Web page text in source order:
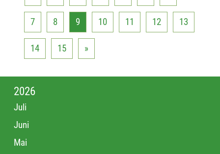
7 8 9 10 11 12 13
14 15 »
2026
Juli
Juni
Mai